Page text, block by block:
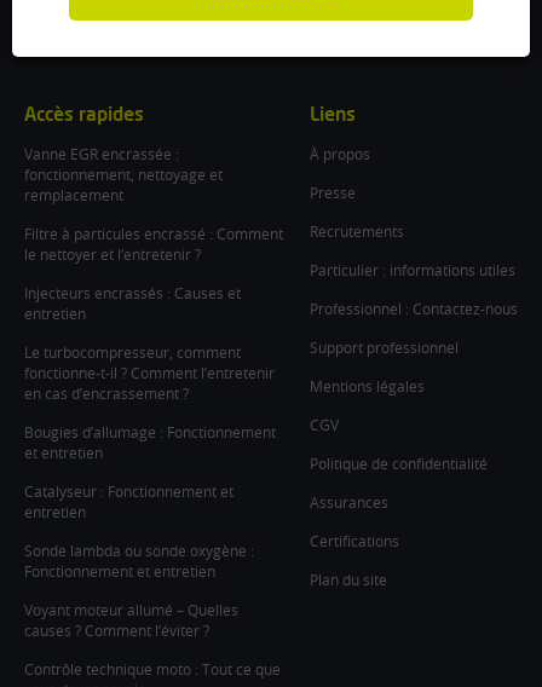
Accès rapides
Vanne EGR encrassée :
fonctionnement, nettoyage et
remplacement
Filtre à particules encrassé : Comment
le nettoyer et l’entretenir ?
Injecteurs encrassés : Causes et
entretien
Le turbocompresseur, comment
fonctionne-t-il ? Comment l’entretenir
en cas d’encrassement ?
Bougies d’allumage : Fonctionnement
et entretien
Catalyseur : Fonctionnement et
entretien
Sonde lambda ou sonde oxygène :
Fonctionnement et entretien
Voyant moteur allumé – Quelles
causes ? Comment l’éviter ?
Contrôle technique moto : Tout ce que
Liens
À propos
Presse
Recrutements
Particulier : informations utiles
Professionnel : Contactez-nous
Support professionnel
Mentions légales
CGV
Politique de confidentialité
Assurances
Certifications
Plan du site